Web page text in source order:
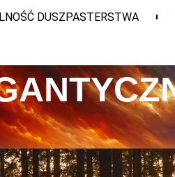
DUSZPASTERSTWA